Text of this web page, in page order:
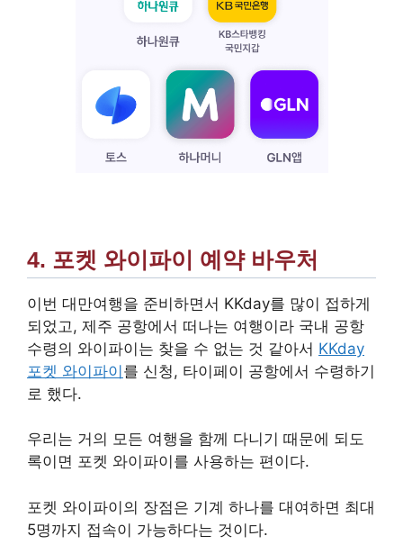
4. 포켓 와이파이 예약 바우처
이번 대만여행을 준비하면서 KKday를 많이 접하게
되었고, 제주 공항에서 떠나는 여행이라 국내 공항
수령의 와이파이는 찾을 수 없는 것 같아서 KKday
포켓 와이파이를 신청, 타이페이 공항에서 수령하기
로 했다.
우리는 거의 모든 여행을 함께 다니기 때문에 되도
록이면 포켓 와이파이를 사용하는 편이다.
포켓 와이파이의 장점은 기계 하나를 대여하면 최대
5명까지 접속이 가능하다는 것이다.